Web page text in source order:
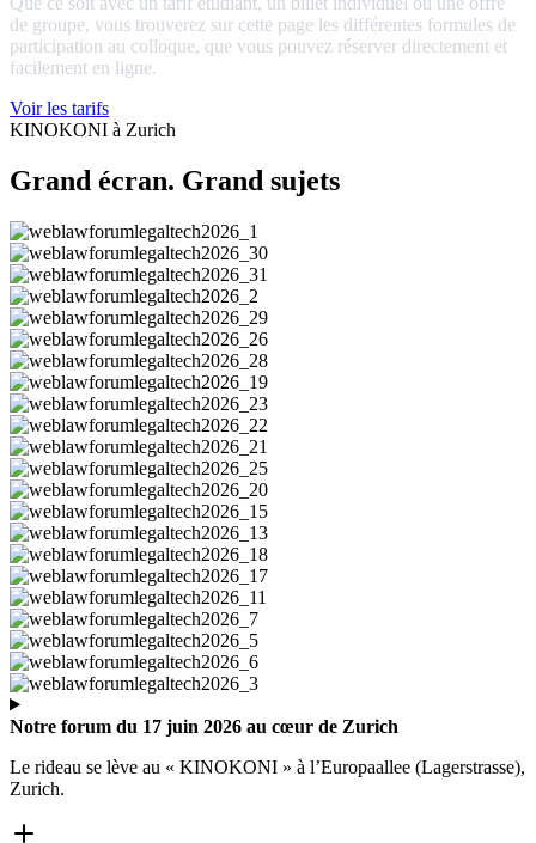
de groupe, vous trouverez sur cette page les différentes formules de
participation au colloque, que vous pouvez réserver directement et
facilement en ligne.
Voir les tarifs
KINOKONI à Zurich
Grand écran. Grand sujets
Notre forum du 17 juin 2026 au cœur de Zurich
Le rideau se lève au « KINOKONI » à l’Europaallee (Lagerstrasse),
Zurich.